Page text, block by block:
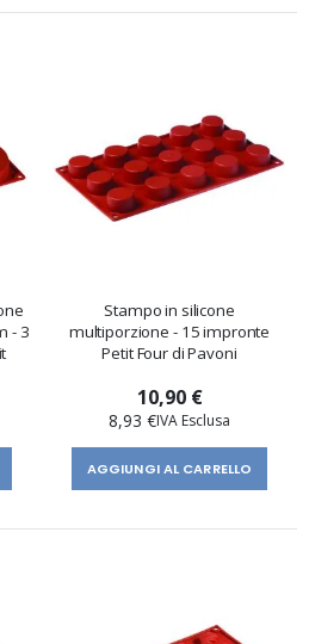
- 3
Stampo in silicone
multiporzione - 15 impronte
Petit Four di Pavoni
10,90 €
8,93 €
AGGIUNGI AL CARRELLO